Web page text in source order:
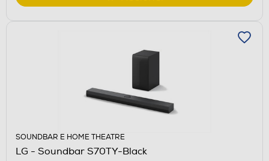
SOUNDBAR E HOME THEATRE
LG - Soundbar S70TY-Black